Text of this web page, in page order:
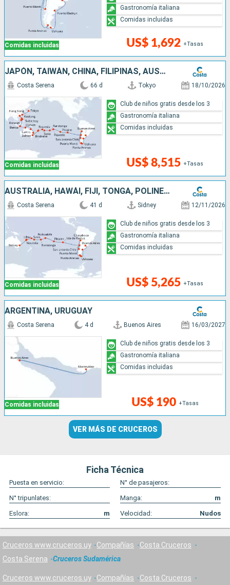
Comidas incluidas US$ 1,692 +Tasas
Gastronomía italiana
Comidas incluidas
JAPÓN, TAIWÁN, CHINA, FILIPINAS, AUSTRALIA, HAWÁI, FIJI, TONGA, POLINESIA, CHILE, ARGENTINA
Comidas incluidas
Costa Serena 66 d Tokyo 18/10/2026
US$ 8,515 +Tasas
Club de niños gratis desde los 3
Gastronomía italiana
Comidas incluidas
AUSTRALIA, HAWÁI, FIJI, TONGA, POLINESIA, CHILE, ARGENTINA
Comidas incluidas
Costa Serena 41 d Sidney 12/11/2026
US$ 5,265 +Tasas
Club de niños gratis desde los 3
Gastronomía italiana
Comidas incluidas
ARGENTINA, URUGUAY
Comidas incluidas
Costa Serena 4 d Buenos Aires 16/03/2027
US$ 190 +Tasas
Club de niños gratis desde los 3
Gastronomía italiana
Comidas incluidas
VER MÁS DE CRUCEROS
Ficha Técnica
Puesta en servicio:
N° de pasajeros:
N° tripunlates:
Manga:
m
Eslora:
m Velocidad: Nudos
Cruceros www.cruceros.uy Compañías
Costa Cruceros
Costa Serena
Cruceros Sudamérica
Cruceros www.cruceros.uy Compañías
Costa Cruceros